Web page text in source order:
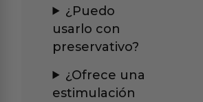
¿Puedo
usarlo con
preservativo?
¿Ofrece una
estimulación